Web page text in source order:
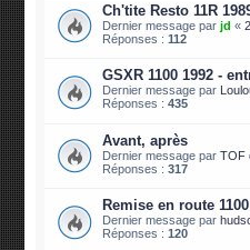
Ch'tite Resto 11R
Dernier message parjd «
Réponses :112
GSXR 1100 1992 -
Dernier message par
Réponses :435
Avant, après
Dernier message parTOF
Réponses :317
Remise en route
Dernier message par
Réponses :120